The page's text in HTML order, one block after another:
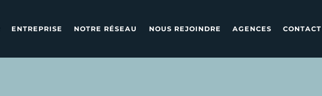
ENTREPRISE NOTRE RÉSEAU NOUS REJOINDRE AGENCES CONTACT